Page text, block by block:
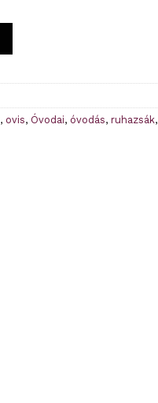
, ovis, Óvodai, óvodás, ruhazsák,